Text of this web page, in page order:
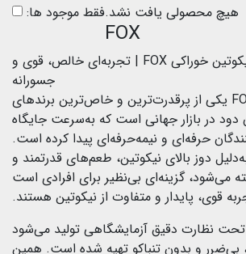
فقط موجود ها:هیچ محصولی یافت نشد.
FOX
معرفی کامل نیکوتین خوراکی FOX | تجربه‌ای خالص، قوی و
جسورانه
نیکوتین خوراکی FOX یکی از پرقدرت‌ترین و خاص‌ترین برندهای
دود در بازار جهانی است که به‌سرعت جایگاه
حرفه‌ای و نیمه‌حرفه‌ای پیدا کرده است.
دوز بالای نیکوتین، طعم‌های قدرتمند و
می‌شود، گزینه‌ای بی‌نظیر برای افرادی است
قوی، پایدار و متفاوت از نیکوتین هستند.
پاوچ نیکوتین FOX تحت نظارت دقیق آزمایشگاهی تولید می‌شود
بی‌ضرر و بدون تنباکو تهیه شده است. همین